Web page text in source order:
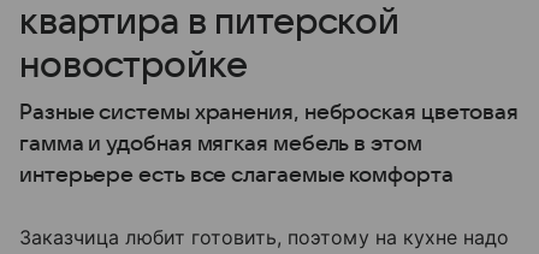
квартира в питерской
новостройке
Разные системы хранения, неброская цветовая
гамма и удобная мягкая мебель в этом
интерьере есть все слагаемые комфорта
Заказчица любит готовить, поэтому на кухне надо